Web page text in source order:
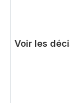
Voir les